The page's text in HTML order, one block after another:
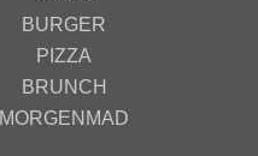
BURGER
PIZZA
BRUNCH
MORGENMAD